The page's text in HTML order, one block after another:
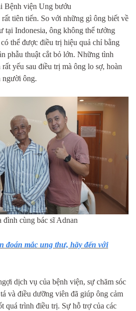
Bệnh viện Ung bướu
tiên tiến. So với những gì ông biết về
tại Indonesia, ông không thể tưởng
thể được điều trị hiệu quả chỉ bằng
phẫu thuật cắt bỏ lớn. Những tình
yếu sau điều trị mà ông lo sợ, hoàn
người ông.
đình cùng bác sĩ Adnan
đoán mắc ung thư, hãy đến với
dịch vụ của bệnh viện, sự chăm sóc
và điều dưỡng viên đã giúp ông cảm
quá trình điều trị. Sự hỗ trợ của các